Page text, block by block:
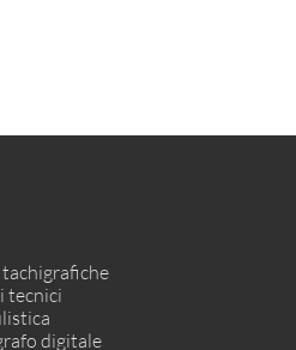
tecnici
digitale